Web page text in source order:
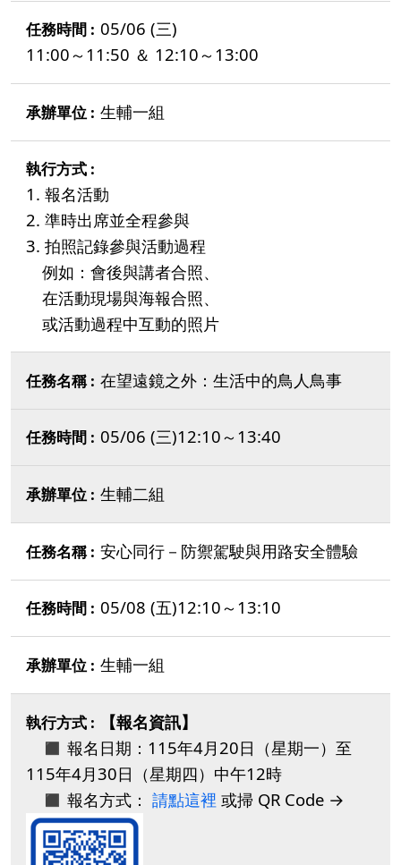
05/06 (三)
11:00～11:50 ＆ 12:10～13:00
生輔一組
1. 報名活動
2. 準時出席並全程參與
3. 拍照記錄參與活動過程
例如：會後與講者合照、
在活動現場與海報合照、
或活動過程中互動的照片
在望遠鏡之外：生活中的鳥人鳥事
05/06 (三)12:10～13:40
生輔二組
安心同行－防禦駕駛與用路安全體驗
05/08 (五)12:10～13:10
生輔一組
【報名資訊】
◼️ 報名日期：115年4月20日（星期一）至
115年4月30日（星期四）中午12時
◼️ 報名方式： 請點這裡 或掃 QR Code →